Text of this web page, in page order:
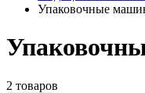
Упаковочные
2 товаров